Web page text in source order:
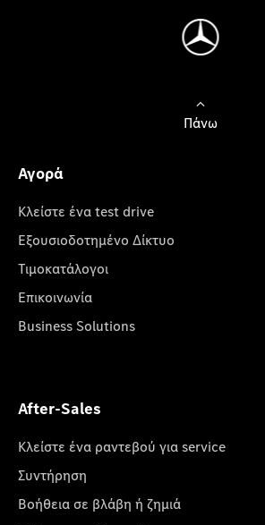
Πάνω
Αγορά
Κλείστε ένα test drive
Εξουσιοδοτημένο Δίκτυο
Τιμοκατάλογοι
Επικοινωνία
Business Solutions
After-Sales
Κλείστε ένα ραντεβού για service
Συντήρηση
Βοήθεια σε βλάβη ή ζημιά